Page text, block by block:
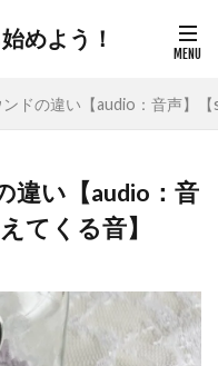
めよう！
ドの違い【audio：音声】
違い【audio：音
てくる音】